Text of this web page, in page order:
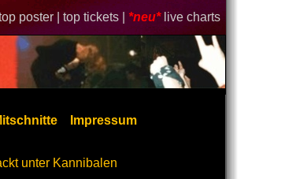
poster | top tickets | *neu* live charts
Impressum
unter Kannibalen